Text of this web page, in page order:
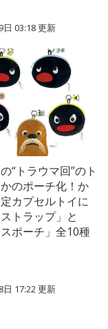
日 03:18更新
“トラウマ回”のト
のポーチ化！か
カプセルトイに
ストラップ」と
スポーチ」全10種
日 17:22更新